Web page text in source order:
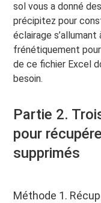
sol vous a donné
précipitez pour
éclairage
frénétiquement
de ce fichier Excel
besoin.
Partie 2.
pour
supprimés
Méthode 1.